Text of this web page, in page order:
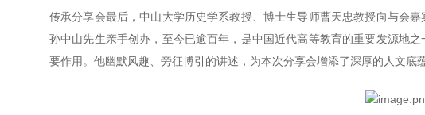
传承分享会最后，中山大学历史学系教授、博士生导师曹天忠教授向与会
孙中山先生亲手创办，至今已逾百年，是中国近代高等教育的重要发源地
要作用。他幽默风趣、旁征博引的讲述，为本次分享会增添了深厚的人文底蕴